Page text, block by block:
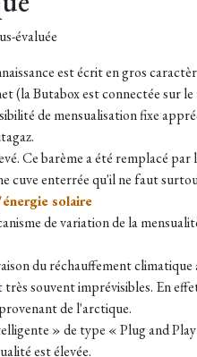
évaluée
est écrit en gros
(la Butabox est connectée sur le
de mensualisation fixe
Ce barème a été remplacé par
cuve enterrée qu'il ne faut
solaire
de variation de la
du réchauffement
très souvent imprévisibles. En
de l'arctique.
» de type « Plug and
est élevée.